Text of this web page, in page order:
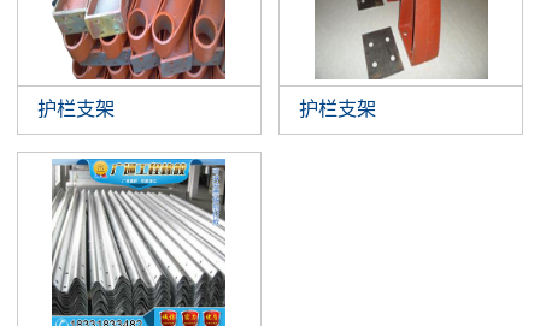
护栏支架 护栏支架